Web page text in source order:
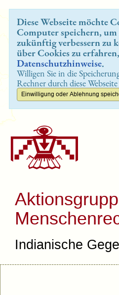
Diese Webseite möchte
Computer speichern, um
zukünftig verbessern zu
über Cookies zu
Datenschutzhinweise.
Willigen Sie in die
Rechner durch diese
Indianische